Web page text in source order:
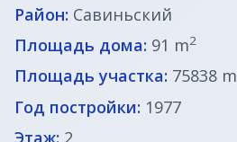
Район: Савиньский
Площадь дома: 91 m2
Площадь участка: 75838 m
Год постройки: 1977
Этаж: 2